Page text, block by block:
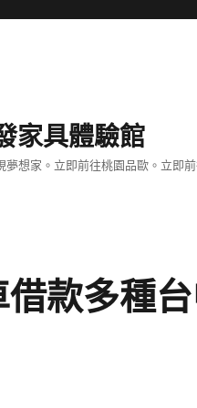
家具體驗館
夢想家。立即前往桃園品歐。立即
借款多種